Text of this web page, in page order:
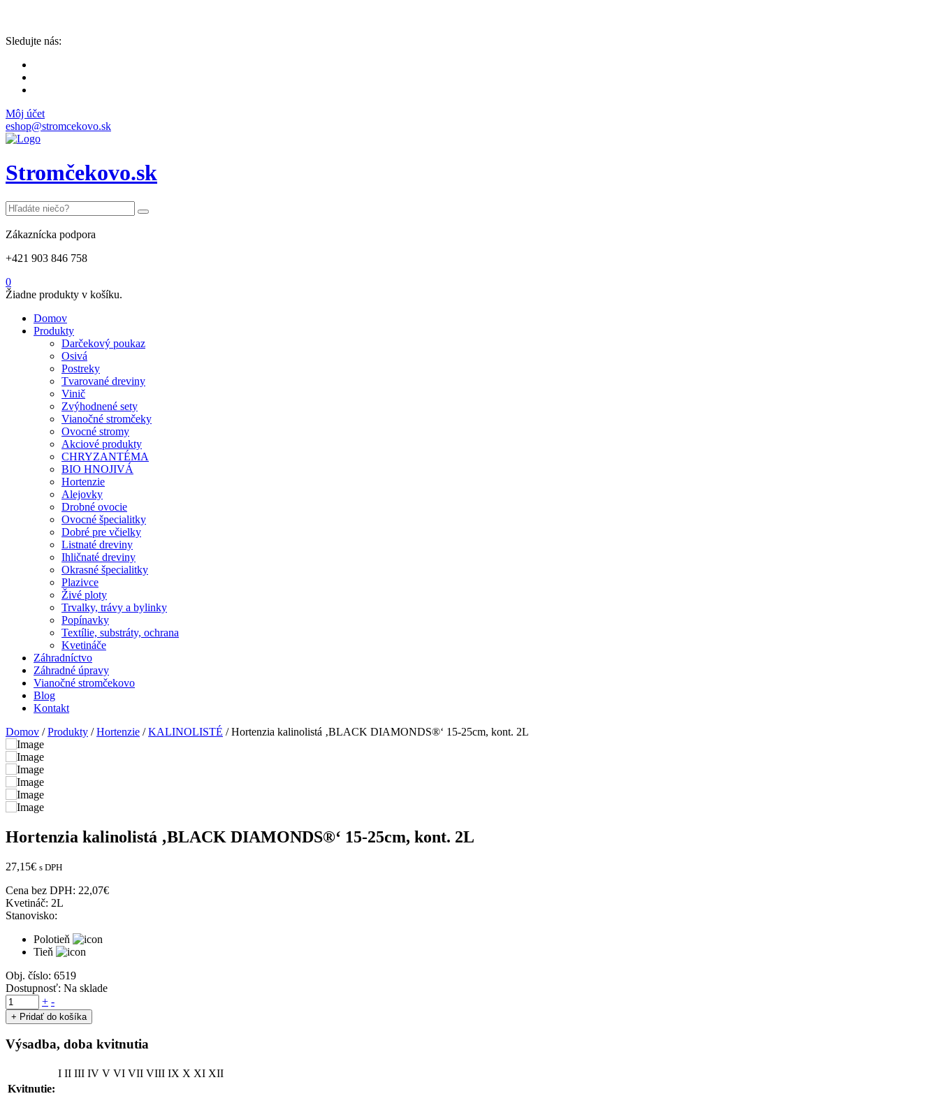
Sledujte nás:
Môj účet
eshop@stromcekovo.sk
Stromčekovo.sk
Zákaznícka podpora
+421 903 846 758
0
Žiadne produkty v košíku.
Domov
Produkty
Darčekový poukaz
Osivá
Postreky
Tvarované dreviny
Vinič
Zvýhodnené sety
Vianočné stromčeky
Ovocné stromy
Akciové produkty
CHRYZANTÉMA
BIO HNOJIVÁ
Hortenzie
Alejovky
Drobné ovocie
Ovocné špecialitky
Dobré pre včielky
Listnaté dreviny
Ihličnaté dreviny
Okrasné špecialitky
Plazivce
Živé ploty
Trvalky, trávy a bylinky
Popínavky
Textílie, substráty, ochrana
Kvetináče
Záhradníctvo
Záhradné úpravy
Vianočné stromčekovo
Blog
Kontakt
Domov /Produkty /Hortenzie /KALINOLISTÉ / Hortenzia kalinolistá ‚BLACK DIAMONDS®‘ 15-25cm, kont. 2L
Hortenzia kalinolistá ‚BLACK DIAMONDS®‘ 15-25cm, kont. 2L
27,15€ s DPH
Cena bez DPH: 22,07€
Kvetináč: 2L
Stanovisko:
Polotieň
Tieň
Obj. číslo: 6519
Dostupnosť: Na sklade
množstvo
Hortenzia
kalinolistá
'BLACK
DIAMONDS®'
kont.
+ -
+ Pridať do košíka
Výsadba, doba kvitnutia
I II III IV V VI VII VIII IX X XI XII
Kvitnutie: